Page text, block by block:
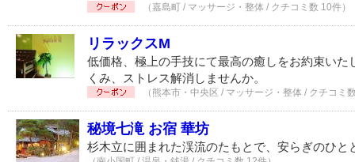
（嘉島町 / マッサージ・整体 / クチコミ数 10件）
リラックスM
低価格、極上の手技にて最高の癒しをお約束いた
くみ、ストレス解消しませんか。
（熊本市・中央区 / マッサージ・整体 / クチコミ
秘境七滝 お宿 華坊
杉木立に囲まれた渓流のたもとで、安らぎのひと